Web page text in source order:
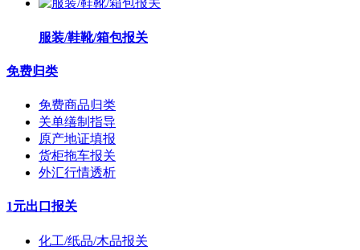
服装/鞋靴/箱包报关
免费归类
免费商品归类
关单缮制指导
原产地证填报
货柜拖车报关
外汇行情透析
1元出口报关
化工/纸品/木品报关